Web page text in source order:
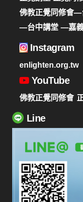
佛教正覺同修會—
—台中講堂 —嘉
Instagram
enlighten.org.tw
YouTube
佛教正覺同修會
Line